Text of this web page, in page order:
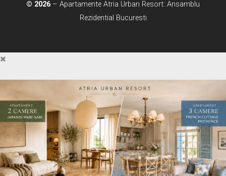
© 2026 – Apartamente Atria Urban Resort: Ansamblu
Rezidential Bucuresti